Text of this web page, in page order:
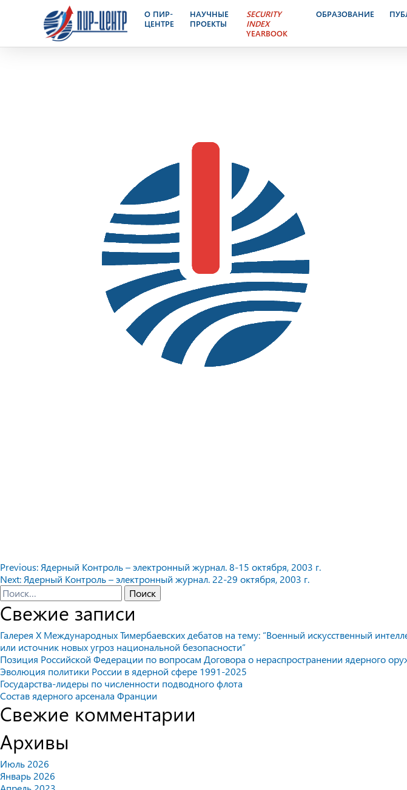
О ПИР-
ЦЕНТРЕ
НАУЧНЫЕ
ПРОЕКТЫ
SECURITY
INDEX
YEARBOOK
ОБРАЗОВАНИЕ
Ядерный Контроль – электронный
Навигация
по
записям
Previous: Ядерный Контроль – электронный журнал. 8-15 октября, 2003 г.
Next: Ядерный Контроль – электронный журнал. 22-29 октября, 2003 г.
Найти:
Свежие записи
Галерея X Международных Тимербаевских дебатов на тему: “Военный искусственный
или источник новых угроз национальной безопасности”
Позиция Российской Федерации по вопросам Договора о нераспространении ядерного
Эволюция политики России в ядерной сфере 1991-2025
Государства-лидеры по численности подводного флота
Состав ядерного арсенала Франции
Свежие комментарии
Архивы
Июль 2026
Январь 2026